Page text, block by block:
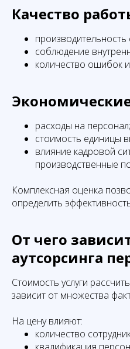
Качество
производительность
соблюдение
количество ошибок
расходы на персонал;
стоимость единицы
влияние кадровой
производственные
Комплексная оценка
определить
От чего
аутсорсинга
Стоимость услуги
зависит от множества
На цену влияют:
количество